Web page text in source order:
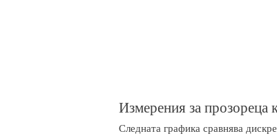
Измерения за прозореца
Следната графика сравнява